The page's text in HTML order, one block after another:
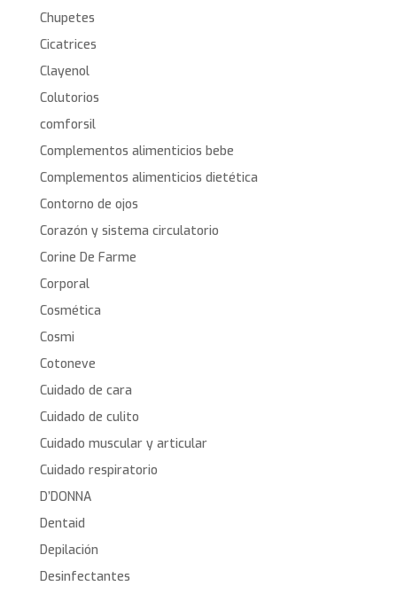
Chupetes
Cicatrices
Clayenol
Colutorios
comforsil
Complementos alimenticios bebe
Complementos alimenticios dietética
Contorno de ojos
Corazón y sistema circulatorio
Corine De Farme
Corporal
Cosmética
Cosmi
Cotoneve
Cuidado de cara
Cuidado de culito
Cuidado muscular y articular
Cuidado respiratorio
D’DONNA
Dentaid
Depilación
Desinfectantes